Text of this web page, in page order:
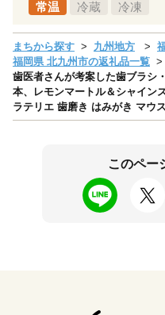
常温 冷蔵 冷凍
まちから探す 九州地方
福岡県 北九州市の返礼品一覧
歯医者さんが考案した歯ブラシ
本、レモンマートル＆シャイン
ラテリエ 歯磨き はみがき マウ
このペー